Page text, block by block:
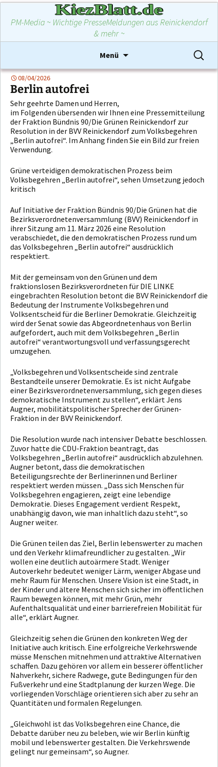
KiezBlatt.de
PM-Media ~ Wichtige PresseMeldungen aus Reinickendorf
& mehr ~
Menü
springen
Suchen
nach:
08/04/2026
Berlin autofrei
Sehr geehrte Damen und Herren,
im Folgenden übersenden wir Ihnen eine Pressemitteilung
der Fraktion Bündnis 90/Die Grünen Reinickendorf zur
Resolution in der BVV Reinickendorf zum Volksbegehren
„Berlin autofrei“. Im Anhang finden Sie ein Bild zur freien
Verwendung.
Grüne verteidigen demokratischen Prozess beim
Volksbegehren „Berlin autofrei“, sehen Umsetzung jedoch
kritisch
Auf Initiative der Fraktion Bündnis 90/Die Grünen hat die
Bezirksverordnetenversammlung (BVV) Reinickendorf in
ihrer Sitzung am 11. März 2026 eine Resolution
verabschiedet, die den demokratischen Prozess rund um
das Volksbegehren „Berlin autofrei“ ausdrücklich
respektiert.
Mit der gemeinsam von den Grünen und dem
fraktionslosen Bezirksverordneten für DIE LINKE
eingebrachten Resolution betont die BVV Reinickendorf die
Bedeutung der Instrumente Volksbegehren und
Volksentscheid für die Berliner Demokratie. Gleichzeitig
wird der Senat sowie das Abgeordnetenhaus von Berlin
aufgefordert, auch mit dem Volksbegehren „Berlin
autofrei“ verantwortungsvoll und verfassungsgerecht
umzugehen.
„Volksbegehren und Volksentscheide sind zentrale
Bestandteile unserer Demokratie. Es ist nicht Aufgabe
einer Bezirksverordnetenversammlung, sich gegen dieses
demokratische Instrument zu stellen“, erklärt Jens
Augner, mobilitätspolitischer Sprecher der Grünen-
Fraktion in der BVV Reinickendorf.
Die Resolution wurde nach intensiver Debatte beschlossen.
Zuvor hatte die CDU-Fraktion beantragt, das
Volksbegehren „Berlin autofrei“ ausdrücklich abzulehnen.
Augner betont, dass die demokratischen
Beteiligungsrechte der Berlinerinnen und Berliner
respektiert werden müssen. „Dass sich Menschen für
Volksbegehren engagieren, zeigt eine lebendige
Demokratie. Dieses Engagement verdient Respekt,
unabhängig davon, wie man inhaltlich dazu steht“, so
Augner weiter.
Die Grünen teilen das Ziel, Berlin lebenswerter zu machen
und den Verkehr klimafreundlicher zu gestalten. „Wir
wollen eine deutlich autoärmere Stadt. Weniger
Autoverkehr bedeutet weniger Lärm, weniger Abgase und
mehr Raum für Menschen. Unsere Vision ist eine Stadt, in
der Kinder und ältere Menschen sich sicher im öffentlichen
Raum bewegen können, mit mehr Grün, mehr
Aufenthaltsqualität und einer barrierefreien Mobilität für
alle“, erklärt Augner.
Gleichzeitig sehen die Grünen den konkreten Weg der
Initiative auch kritisch. Eine erfolgreiche Verkehrswende
müsse Menschen mitnehmen und attraktive Alternativen
schaffen. Dazu gehören vor allem ein besserer öffentlicher
Nahverkehr, sichere Radwege, gute Bedingungen für den
Fußverkehr und eine Stadtplanung der kurzen Wege. Die
vorliegenden Vorschläge orientieren sich aber zu sehr an
Quantitäten und formalen Regelungen.
„Gleichwohl ist das Volksbegehren eine Chance, die
Debatte darüber neu zu beleben, wie wir Berlin künftig
mobil und lebenswerter gestalten. Die Verkehrswende
gelingt nur gemeinsam“, so Augner.